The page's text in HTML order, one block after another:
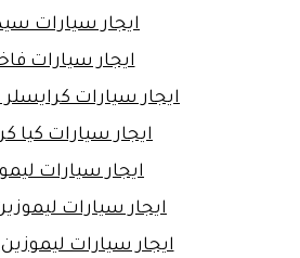
ايجار سيارات
ايجار سيارات
ايجار سيارات
ايجار سيارات كيا
ايجار سيارات
ايجار سيارات
ايجار سيارات